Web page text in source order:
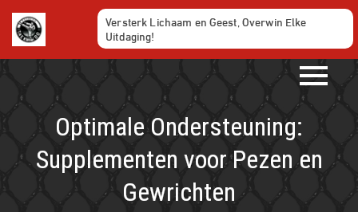
Ga
naar
de
inhoud
Versterk Lichaam en Geest, Overwin Elke
Uitdaging!
Optimale Ondersteuning:
Supplementen voor Pezen en
Gewrichten